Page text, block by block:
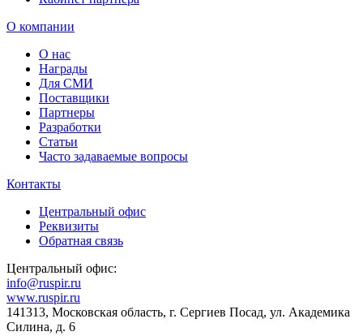
О компании
О нас
Награды
Для СМИ
Поставщики
Партнеры
Разработки
Статьи
Часто задаваемые вопросы
Контакты
Центральный офис
Реквизиты
Обратная связь
Центральный офис:
info@ruspir.ru
www.ruspir.ru
141313, Московская область, г. Сергиев Посад, ул. Академика
Силина, д. 6